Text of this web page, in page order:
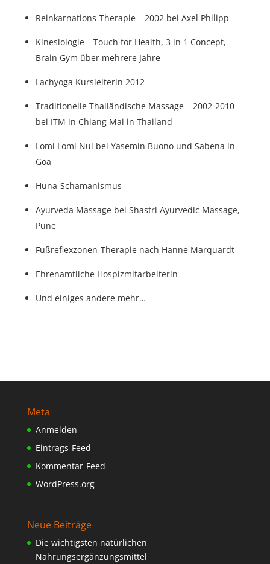
Reinkarnations-Therapie – 2002 bei Axel Philipp
Kinesiologie – Touch for Health, 3 in 1 Concept,
Brain Gym über mehrere Jahre
Lachyoga Kursleiterin 2012
Traditionelle Thailändische Massage – 2002-2010
bei ITM in Chiang Mai in Thailand
Lomi Lomi Nui bei Yasemin Buono und Sabena in
Goa
Huna-Schamanismus
Ayurveda Massage bei Shastri Ayurvedic Massage,
Pune
Fußreflexzonen-Therapie nach Hanne Marquardt
Ehrenamtliche Hospizmitarbeiterin
Und einiges andere mehr…
Meta
Anmelden
Eintrags-Feed
Kommentar-Feed
WordPress.org
Neue Beiträge
Die wichtigsten natürlichen
Nahrungsergänzungsmittel